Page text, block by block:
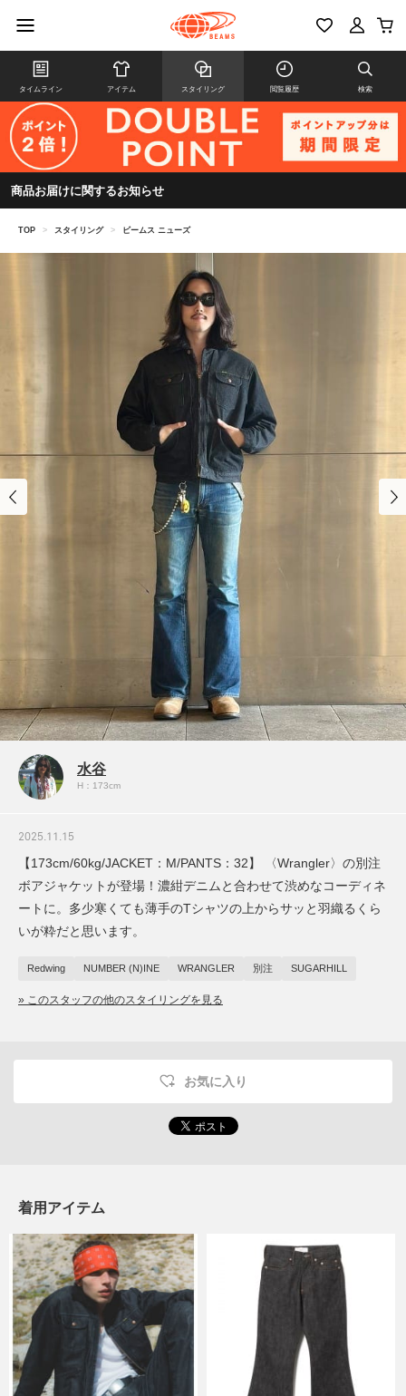
タイムライン アイテム スタイリング 閲覧履歴 検索
商品お届けに関するお知らせ
TOP > スタイリング > ビームス ニューズ
水谷
H：173cm
2025.11.15
【173cm/60kg/JACKET：M/PANTS：32】 〈Wrangler〉の別注
ボアジャケットが登場！濃紺デニムと合わせて渋めなコーディネ
ートに。多少寒くても薄手のTシャツの上からサッと羽織るくら
いが粋だと思います。
Redwing NUMBER (N)INE WRANGLER 別注 SUGARHILL
» このスタッフの他のスタイリングを見る
お気に入り
着用アイテム